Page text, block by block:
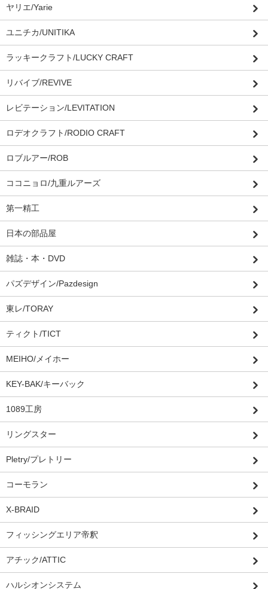
ヤリエ/Yarie
ユニチカ/UNITIKA
ラッキークラフト/LUCKY CRAFT
リバイブ/REVIVE
レビテーション/LEVITATION
ロデオクラフト/RODIO CRAFT
ロブルアー/ROB
ココニョロ/九重ルアーズ
第一精工
日本の部品屋
雑誌・本・DVD
パズデザイン/Pazdesign
東レ/TORAY
ティクト/TICT
MEIHO/メイホー
KEY-BAK/キーバック
1089工房
リングスター
Pletry/プレトリー
コーモラン
X-BRAID
フィッシングエリア帝釈
アチック/ATTIC
ハルシオンシステム